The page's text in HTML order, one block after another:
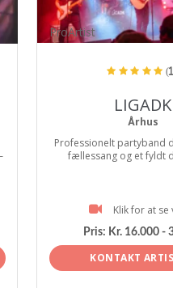
ProArtist
LIGADK
Århus
Professionelt partyband
fællessang og et fyldt
Klik for at se
Pris: Kr. 16.000 -
KONTAKT